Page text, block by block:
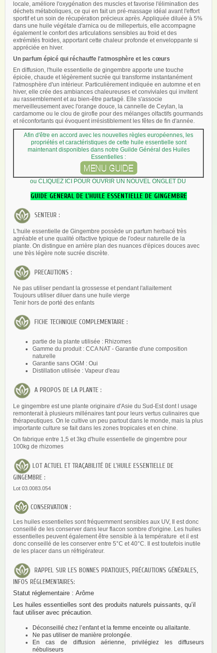
locale, améliore l'oxygénation des muscles et favorise l'élimination des
déchets métaboliques, ce qui en fait un pré-massage idéal avant l'effort
sportif et un soin de récupération précieux après. Appliquée diluée à 5%
dans une huile végétale d'arnica ou de millepertuis, elle accompagne
également le confort des articulations sensibles au froid et des
extrémités froides, apportant cette chaleur profonde et enveloppante si
appréciée en hiver.
Un parfum épicé qui réchauffe l'atmosphère et les cœurs
En diffusion, l'huile essentielle de gingembre apporte une touche
épicée, chaude et légèrement sucrée qui transforme instantanément
l'atmosphère d'un intérieur. Particulièrement indiquée en automne et en
hiver, elle crée des ambiances chaleureuses et conviviales qui invitent
au rassemblement et au bien-être partagé. Elle s'associe
merveilleusement avec l'orange douce, la cannelle de Ceylan, la
cardamome ou le clou de girofle pour des mélanges olfactifs gourmands
et réconfortants qui évoquent irrésistiblement les fêtes de fin d'année.
Afin d'être en accord avec les nouvelles règles européennes, les
propriétés et caractéristiques de cette huile essentielle sont
maintenant disponibles dans notre Guilde Général des Huiles
Essentielles :
ou CLIQUEZ ICI POUR OUVRIR UN NOUVEL ONGLET DU
GUIDE GENERAL DE L'HUILE ESSENTIELLE DE GINGEMBRE
SENTEUR :
L'huile essentielle de Gingembre possède un parfum herbacé très
agréable et une qualité olfactive typique de l'odeur naturelle de la
plante. On distingue en arrière plan des nuances d'épices douces avec
une très légère note sucrée discrète.
PRECAUTIONS :
Ne pas utiliser pendant la grossesse et pendant l'allaitement
Toujours utiliser diluer dans une huile vierge
Tenir hors de porté des enfants
FICHE TECHNIQUE COMPLEMENTAIRE :
partie de la plante utilisée : Rhizomes
Gamme du produit : CCA NAT - Garantie d'une composition
naturelle
Garantie sans OGM : Oui
Distillation utilisée : Vapeur d'eau
A PROPOS DE LA PLANTE :
Le gingembre est une plante originaire d'Asie du Sud-Est dont l usage
remonterait à plusieurs millénaires tant pour leurs vertus culinaires que
thérapeutiques. On le cultive un peu partout dans le monde, mais la plus
importante culture se fait dans les zones tropicales et en chine.
On fabrique entre 1,5 et 3kg d'huile essentielle de gingembre pour
100kg de rhizomes
LOT ACTUEL ET TRAÇABILITÉ DE L'HUILE ESSENTIELLE DE
GINGEMBRE :
Lot 03.0083.054
CONSERVATION :
Les huiles essentielles sont fréquemment sensibles aux UV, Il est donc
conseillé de les conserver dans leur flacon sombre d'origine. Les huiles
essentielles peuvent également être sensible à la température et il est
donc conseillé de les conserver entre 5°C et 40°C. Il est toutefois inutile
de les placer dans un réfrigérateur.
RAPPEL SUR LES BONNES PRATIQUES, PRÉCAUTIONS GÉNÉRALES,
INFOS RÉGLEMENTAIRES:
Statut réglementaire : Arôme
Les huiles essentielles sont des produits naturels puissants, qu’il
faut utiliser avec précaution.
Déconseillé chez l’enfant et la femme enceinte ou allaitante.
Ne pas utiliser de manière prolongée.
En cas de diffusion aérienne, privilégiez les diffuseurs
nébuliseurs